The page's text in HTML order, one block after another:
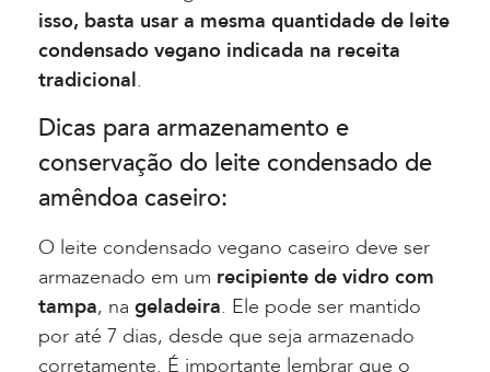
isso, basta usar a mesma quantidade de leite
condensado vegano indicada na receita
tradicional.
Dicas para armazenamento e
conservação do leite condensado de
amêndoa caseiro:
O leite condensado vegano caseiro deve ser
armazenado em um recipiente de vidro com
tampa, na geladeira. Ele pode ser mantido
por até 7 dias, desde que seja armazenado
corretamente. É importante lembrar que o